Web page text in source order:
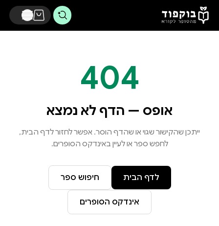
דלג לתוכן הראשי
404
אופס — הדף לא נמצא
ייתכן שהקישור שגוי או שהדף הוסר. אפשר לחזור לדף הבית,
לחפש ספר או לעיין באינדקס הסופרים.
לדף הבית חיפוש ספר
אינדקס הסופרים